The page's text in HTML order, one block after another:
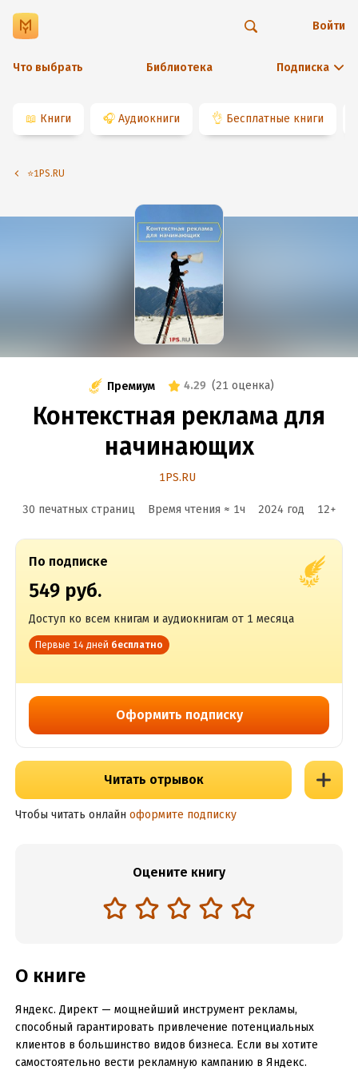
Что выбрать Библиотека Подписка
Войти
📖 Книги 🎧 Аудиокниги 👌 Бесплатные книги
⭐️1PS.RU
Премиум 4.29 (21 оценка)
Контекстная реклама для
начинающих
1PS.RU
30 печатных страниц Время чтения ≈ 1ч 2024 год 12+
По подписке
549 руб.
Доступ ко всем книгам и аудиокнигам от 1 месяца
Первые 14 дней бесплатно
Оформить подписку
Читать отрывок
Чтобы читать онлайн оформите подписку
Оцените книгу
О книге
Яндекс. Директ — мощнейший инструмент рекламы,
способный гарантировать привлечение потенциальных
клиентов в большинство видов бизнеса. Если вы хотите
самостоятельно вести рекламную кампанию в Яндекс.